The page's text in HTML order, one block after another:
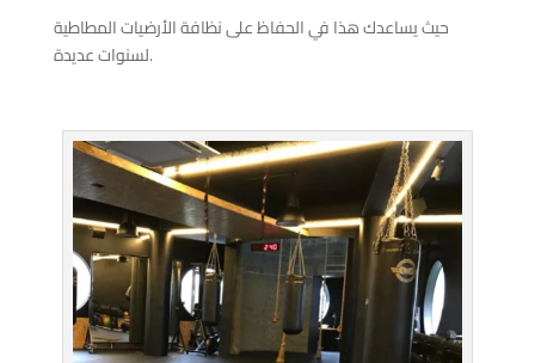
حيث يساعدك هذا في الحفاظ على نظافة الأرضيات المطاطية
لسنوات عديدة.